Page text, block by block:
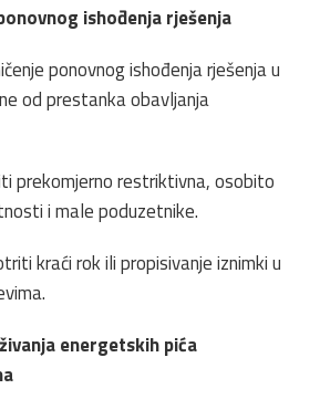
ishođenja rješenja
ponovnog ishođenja rješenja u
od prestanka obavljanja
prekomjerno restriktivna, osobito
i male poduzetnike.
kraći rok ili propisivanje iznimki u
energetskih pića